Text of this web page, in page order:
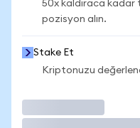
50x kaldıraca kadar
pozisyon alın.
Stake Et
Kriptonuzu